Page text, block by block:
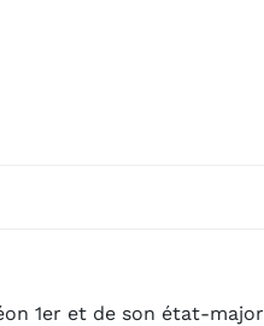
1er et de son état-major